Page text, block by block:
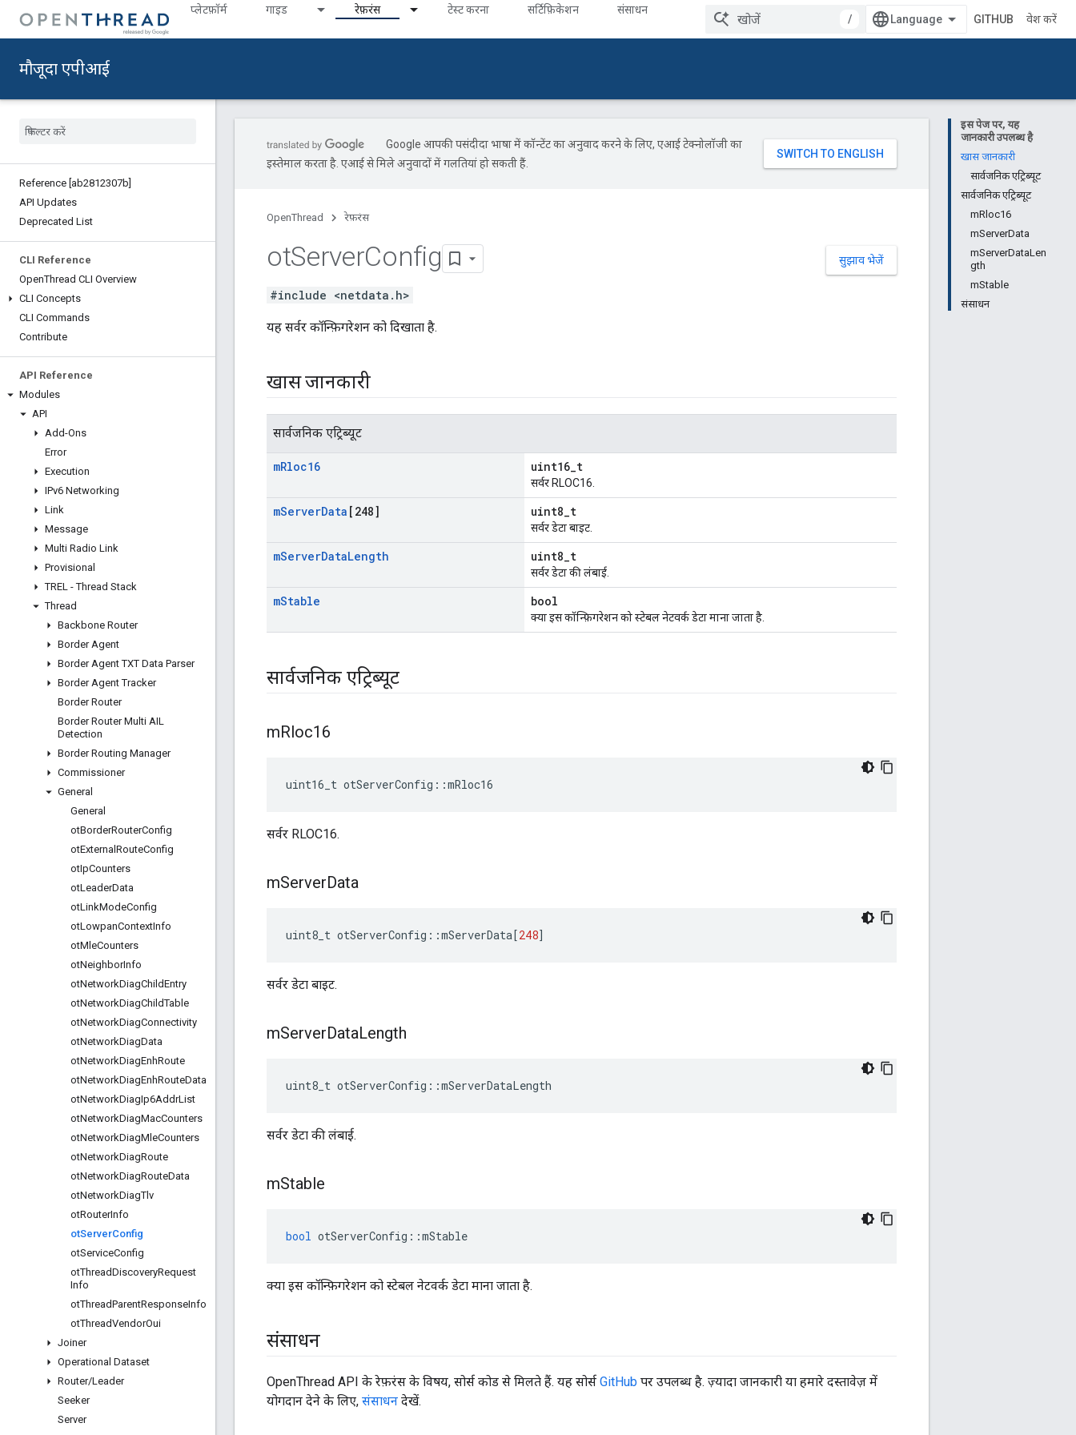
प्‍लेटफ़ॉर्म गाइड रेफ़रंस टेस्ट करना सर्टिफ़िकेशन संसाधन
/ GITHUB प्रवेश करें
मौजूदा एपीआई
Reference [ab2812307b]
API Updates
Deprecated List
CLI Reference
OpenThread CLI Overview
CLI Concepts
CLI Commands
Contribute
API Reference
Modules
API
Add-Ons
Error
Execution
IPv6 Networking
Link
Message
Multi Radio Link
Provisional
TREL - Thread Stack
Thread
Backbone Router
Border Agent
Border Agent TXT Data Parser
Border Agent Tracker
Border Router
Border Router Multi AIL
Detection
Border Routing Manager
Commissioner
General
General
otBorderRouterConfig
otExternal RouteConfig
otIpCounters
otLeaderData
otLinkModeConfig
otLowpanContextInfo
otMleCounters
otNeighborInfo
otNetworkDiagChildEntry
otNetworkDiagChildTable
otNetworkDiagConnectivity
otNetworkDiagData
otNetworkDiagEnhRoute
otNetworkDiagEnhRouteData
otNetworkDiagIp6AddrList
otNetworkDiagMacCounters
otNetworkDiagMleCounters
otNetworkDiagRoute
otNetworkDiagRouteData
otNetworkDiagTlv
otRouterInfo
otServerConfig
otServiceConfig
otThreadDiscoveryRequest
Info
otThreadParentResponseInfo
otThreadVendorOui
Joiner
Operational Dataset
Router/Leader
Seeker
Server
इस पेज पर, यह
जानकारी उपलब्ध है
खास जानकारी
सार्वजनिक एट्रिब्यूट
सार्वजनिक एट्रिब्यूट
mRloc16
mServerData
mServerDataLen
gth
mStable
संसाधन
Google आपकी पसंदीदा भाषा में कॉन्टेंट का अनुवाद करने के लिए, एआई टेक्नोलॉजी का
इस्तेमाल करता है. एआई से मिले अनुवादों में गलतियां हो सकती हैं.
OpenThread रेफ़रंस
सुझाव भेजें
otServerConfig
#include <netdata.h>
यह सर्वर कॉन्फ़िगरेशन को दिखाता है.
खास जानकारी
सार्वजनिक एट्रिब्यूट
mRloc16 uint16_t
सर्वर RLOC16.
mServerData [248] uint8_t
सर्वर डेटा बाइट.
mServerDataLength uint8_t
सर्वर डेटा की लंबाई.
mStable bool
क्या इस कॉन्फ़िगरेशन को स्टेबल नेटवर्क डेटा माना जाता है.
सार्वजनिक एट्रिब्यूट
mRloc16
uint16_t otServerConfig ::mRloc16
सर्वर RLOC16.
mServerData
uint8_t otServerConfig ::mServerData[248]
सर्वर डेटा बाइट.
mServerDataLength
uint8_t otServerConfig ::mServerDataLength
सर्वर डेटा की लंबाई.
mStable
bool otServerConfig ::mStable
क्या इस कॉन्फ़िगरेशन को स्टेबल नेटवर्क डेटा माना जाता है.
संसाधन
OpenThread API के रेफ़रंस के विषय, सोर्स कोड से मिलते हैं. यह सोर्स GitHub पर उपलब्ध है. ज़्यादा जानकारी या हमारे दस्तावेज़ में
योगदान देने के लिए, संसाधन देखें.